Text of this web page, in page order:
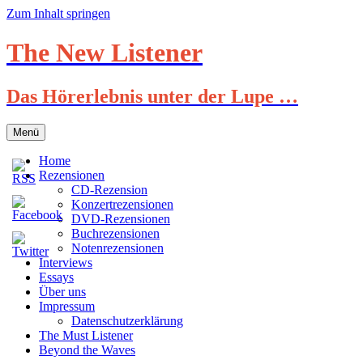
Zum Inhalt springen
The New Listener
Das Hörerlebnis unter der Lupe …
Menü
Home
Rezensionen
CD-Rezension
Konzertrezensionen
DVD-Rezensionen
Buchrezensionen
Notenrezensionen
Interviews
Essays
Über uns
Impressum
Datenschutzerklärung
The Must Listener
Beyond the Waves